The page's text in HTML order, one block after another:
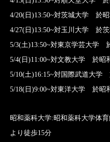
4/20(日)13:50~対茨城大学 於
4/27(日)13:50~対玉川大学 於
5/3(土)13:50~対東京学芸大学
5/4(日)11:00~対文教大学 於昭
5/10(土)16:15~対国際武道大学
5/18(日)9:00~対東洋大学 於昭
昭和薬科大学:昭和薬科大学体
より徒歩15分